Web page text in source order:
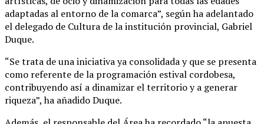
adaptadas al entorno de la comarca”, según ha adelantado
el delegado de Cultura de la institución provincial, Gabriel
Duque.
“Se trata de una iniciativa ya consolidada y que se presenta
como referente de la programación estival cordobesa,
contribuyendo así a dinamizar el territorio y a generar
riqueza”, ha añadido Duque.